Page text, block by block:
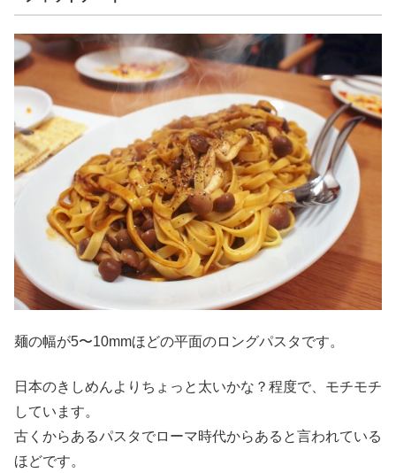
麺の幅が5〜10mmほどの平面のロングパスタです。
日本のきしめんよりちょっと太いかな？程度で、モチモチ
しています。
古くからあるパスタでローマ時代からあると言われている
ほどです。